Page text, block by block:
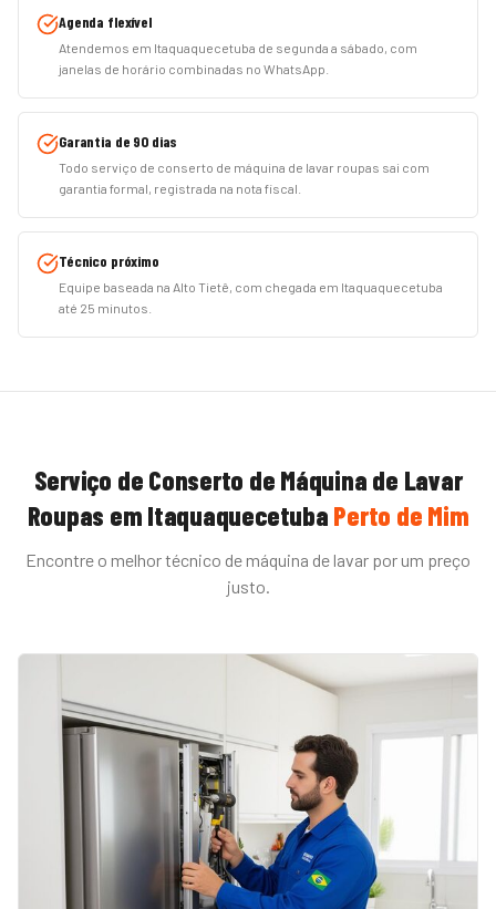
Agenda flexível
Atendemos em Itaquaquecetuba de segunda a sábado, com
janelas de horário combinadas no WhatsApp.
Garantia de 90 dias
Todo serviço de conserto de máquina de lavar roupas sai com
garantia formal, registrada na nota fiscal.
Técnico próximo
Equipe baseada na Alto Tietê, com chegada em Itaquaquecetuba
até 25 minutos.
Serviço de Conserto de Máquina de Lavar
Roupas em Itaquaquecetuba Perto de Mim
Encontre o melhor técnico de máquina de lavar por um preço
justo.